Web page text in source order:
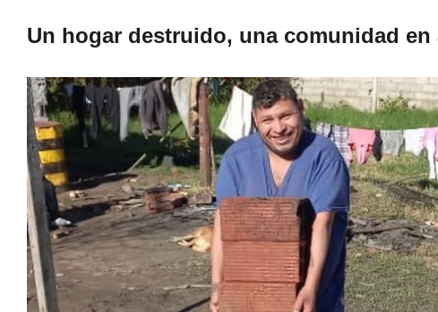
Un hogar destruido, una comunidad en